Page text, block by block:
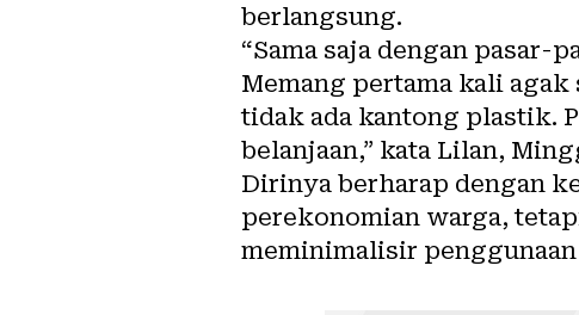
berlangsung.
“Sama saja dengan pasar-
Memang pertama kali
tidak ada kantong plastik.
belanjaan,” kata Lilan,
Dirinya berharap dengan
perekonomian warga,
meminimalisir